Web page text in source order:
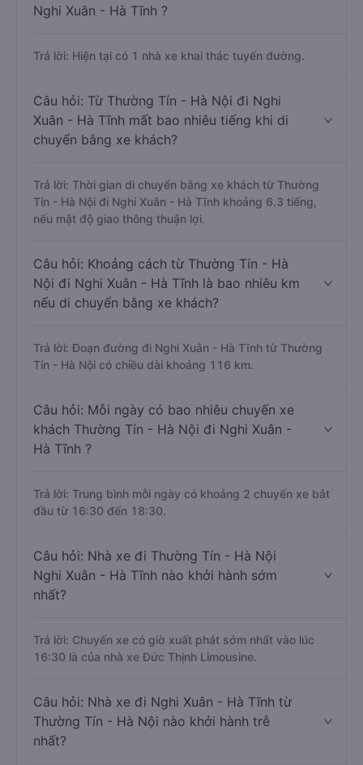
Nghi Xuân - Hà Tĩnh ?
Trả lời: Hiện tại có 1 nhà xe khai thác tuyến đường.
Câu hỏi: Từ Thường Tín - Hà Nội đi Nghi
Xuân - Hà Tĩnh mất bao nhiêu tiếng khi di
chuyển bằng xe khách?
Trả lời: Thời gian di chuyển bằng xe khách từ Thường
Tín - Hà Nội đi Nghi Xuân - Hà Tĩnh khoảng 6.3 tiếng,
nếu mật độ giao thông thuận lợi.
Câu hỏi: Khoảng cách từ Thường Tín - Hà
Nội đi Nghi Xuân - Hà Tĩnh là bao nhiêu km
nếu di chuyển bằng xe khách?
Trả lời: Đoạn đường đi Nghi Xuân - Hà Tĩnh từ Thường
Tín - Hà Nội có chiều dài khoảng 116 km.
Câu hỏi: Mỗi ngày có bao nhiêu chuyến xe
khách Thường Tín - Hà Nội đi Nghi Xuân -
Hà Tĩnh ?
Trả lời: Trung bình mỗi ngày có khoảng 2 chuyến xe bắt
đầu từ 16:30 đến 18:30.
Câu hỏi: Nhà xe đi Thường Tín - Hà Nội
Nghi Xuân - Hà Tĩnh nào khởi hành sớm
nhất?
Trả lời: Chuyến xe có giờ xuất phát sớm nhất vào lúc
16:30 là của nhà xe Đức Thịnh Limousine.
Câu hỏi: Nhà xe đi Nghi Xuân - Hà Tĩnh từ
Thường Tín - Hà Nội nào khởi hành trễ
nhất?